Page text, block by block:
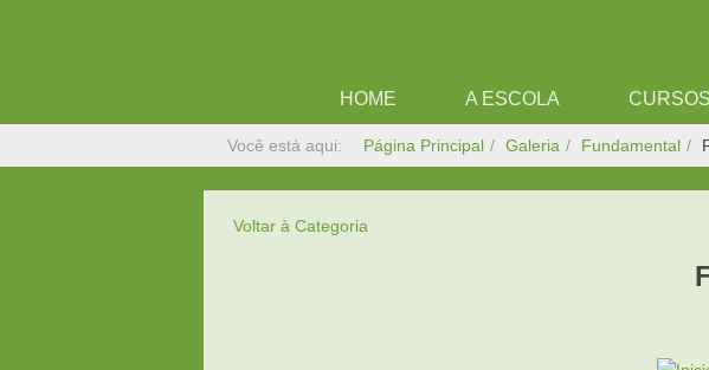
HOME A ESCOLA CURSOS
Você está aqui: Página Principal Galeria Fundamental
Voltar à Categoria